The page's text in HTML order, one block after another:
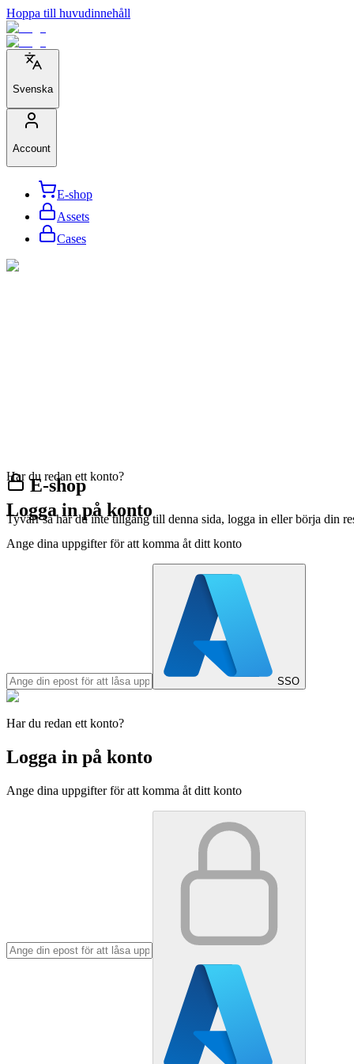
Hoppa till huvudinnehåll
Svenska
Account
E-shop
Assets
Cases
E-shop
Tyvärr så har du inte tillgång till denna sida, logga in eller börja din
Har du redan ett konto?
Logga in på konto
Ange dina uppgifter för att komma åt ditt konto
SSO
Har du redan ett konto?
Logga in på konto
Ange dina uppgifter för att komma åt ditt konto